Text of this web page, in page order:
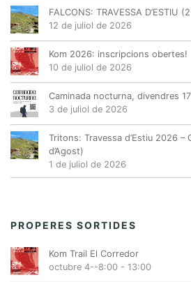
FALCONS: TRAVESSA D’ESTIU
12 de juliol de 2026
Kom 2026: inscripcions obertes!
10 de juliol de 2026
Caminada nocturna, divendres
3 de juliol de 2026
Tritons: Travessa d’Estiu 2026 –
d’Agost)
1 de juliol de 2026
PROPERES SORTIDES
Kom Trail El Corredor
octubre 4--8:00 - 13:00